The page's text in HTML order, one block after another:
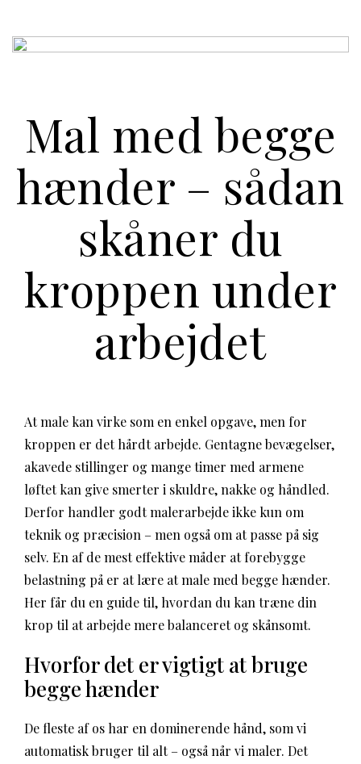
Mal med begge
hænder – sådan
skåner du
kroppen under
arbejdet
At male kan virke som en enkel opgave, men for
kroppen er det hårdt arbejde. Gentagne bevægelser,
akavede stillinger og mange timer med armene
løftet kan give smerter i skuldre, nakke og håndled.
Derfor handler godt malerarbejde ikke kun om
teknik og præcision – men også om at passe på sig
selv. En af de mest effektive måder at forebygge
belastning på er at lære at male med begge hænder.
Her får du en guide til, hvordan du kan træne din
krop til at arbejde mere balanceret og skånsomt.
Hvorfor det er vigtigt at bruge
begge hænder
De fleste af os har en dominerende hånd, som vi
automatisk bruger til alt – også når vi maler. Det